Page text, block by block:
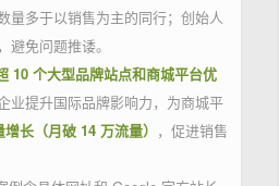
量多于以销售为主的同行；创始人
避免问题推诿。
10 个大型品牌站点和商城平台优
业提升国际品牌影响力，为商城平
长（月破 14 万流量） ，促进销售